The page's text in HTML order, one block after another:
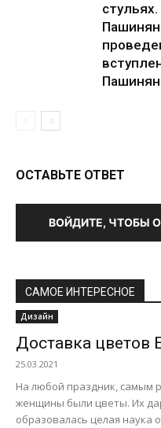
Пашинян
ОСТАВЬТЕ ОТВЕТ
ВОЙДИТЕ, ЧТОБЫ
САМОЕ ИНТЕРЕСНОЕ
Дизайн
Доставка цветов
25.03.2021
На любой праздник, самым
женщины были цветы. Их
образовалась целая наука